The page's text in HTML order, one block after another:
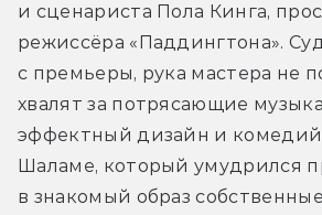
и сценариста Пола Кинга,
режиссёра «Паддингтона».
с премьеры, рука мастера не
хвалят за потрясающие
эффектный дизайн и
Шаламе, который умудрился
в знакомый образ